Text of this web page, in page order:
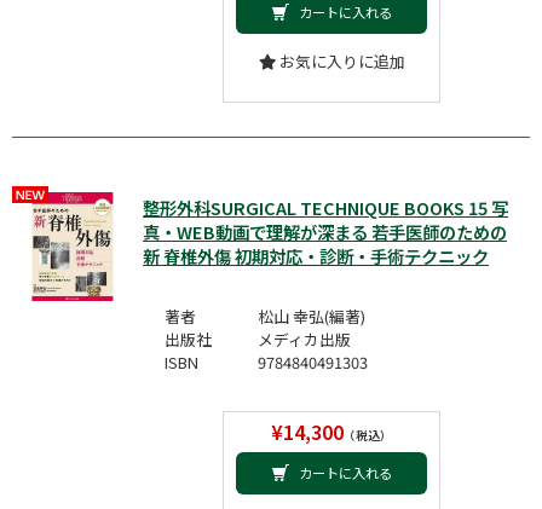
カートに入れる
お気に入りに追加
整形外科SURGICAL TECHNIQUE BOOKS 15 写
真・WEB動画で理解が深まる 若手医師のための
新 脊椎外傷 初期対応・診断・手術テクニック
著者
松山 幸弘(編著)
出版社
メディカ出版
ISBN
9784840491303
¥14,300 （税込）
カートに入れる